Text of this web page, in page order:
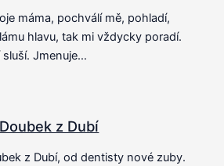
máma, pochválí mě, pohladí,
hlavu, tak mi vždycky poradí.
sluší. Jmenuje…
z Dubí
z Dubí, od dentisty nové zuby.